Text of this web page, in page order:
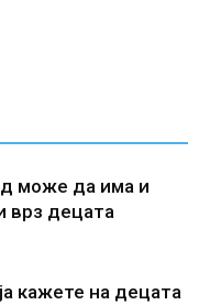
може да има и
врз децата
кажете на децата